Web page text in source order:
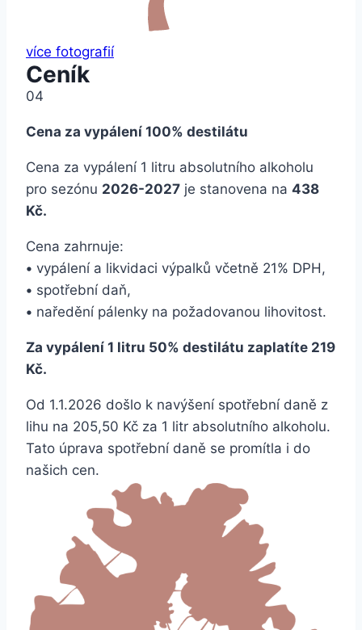
více fotografií
Ceník
04
Cena za vypálení 100% destilátu
Cena za vypálení 1 litru absolutního alkoholu
pro sezónu 2026-2027 je stanovena na 438
Kč.
Cena zahrnuje:
• vypálení a likvidaci výpalků včetně 21% DPH,
• spotřební daň,
• naředění pálenky na požadovanou lihovitost.
Za vypálení 1 litru 50% destilátu zaplatíte 219
Kč.
Od 1.1.2026 došlo k navýšení spotřební daně z
lihu na 205,50 Kč za 1 litr absolutního alkoholu.
Tato úprava spotřební daně se promítla i do
našich cen.